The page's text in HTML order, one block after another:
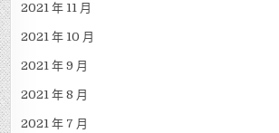
2021 年 11 月
2021 年 10 月
2021 年 9 月
2021 年 8 月
2021 年 7 月